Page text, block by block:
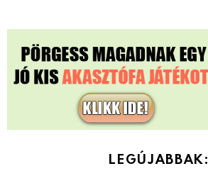
LEGÚJABBAK: